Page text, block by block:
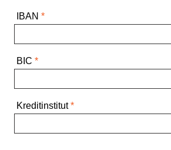
IBAN *
BIC *
Kreditinstitut*